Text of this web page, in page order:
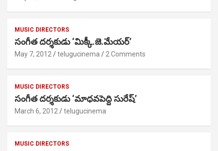
MUSIC DIRECTORS
సంగీత దర్శకుడు ‘మిక్కీ.జె.మేయర్’
May 7, 2012 telugucinema 2 Comments
MUSIC DIRECTORS
సంగీత దర్శకుడు ‘మాధవపెద్ది సురేష్’
March 6, 2012 telugucinema
MUSIC DIRECTORS